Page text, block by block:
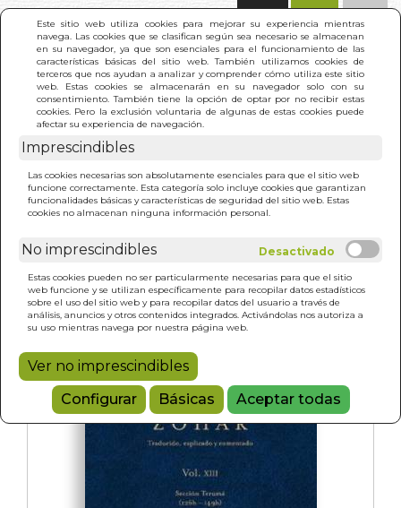
Este sitio web utiliza cookies para mejorar su experiencia mientras
navega. Las cookies que se clasifican según sea necesario se almacenan
en su navegador, ya que son esenciales para el funcionamiento de las
características básicas del sitio web. También utilizamos cookies de
terceros que nos ayudan a analizar y comprender cómo utiliza este sitio
web. Estas cookies se almacenarán en su navegador solo con su
consentimiento. También tiene la opción de optar por no recibir estas
cookies. Pero la exclusión voluntaria de algunas de estas cookies puede
afectar su experiencia de navegación.
Imprescindibles
Las cookies necesarias son absolutamente esenciales para que el sitio web
funcione correctamente. Esta categoría solo incluye cookies que garantizan
funcionalidades básicas y características de seguridad del sitio web. Estas
cookies no almacenan ninguna información personal.
No imprescindibles
Estas cookies pueden no ser particularmente necesarias para que el sitio
web funcione y se utilizan específicamente para recopilar datos estadísticos
sobre el uso del sitio web y para recopilar datos del usuario a través de
análisis, anuncios y otros contenidos integrados. Activándolas nos autoriza a
su uso mientras navega por nuestra página web.
Ver no imprescindibles
Configurar
Básicas Aceptar todas
INICIO > ZOHAR. EL (VOL. 13)